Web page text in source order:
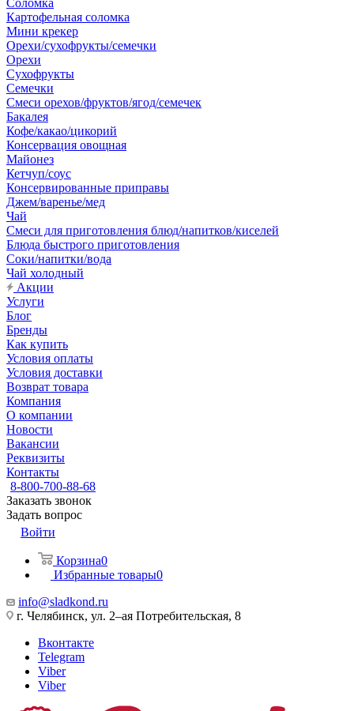
Соломка
Картофельная соломка
Мини крекер
Орехи/сухофрукты/семечки
Орехи
Сухофрукты
Семечки
Смеси орехов/фруктов/ягод/семечек
Бакалея
Кофе/какао/цикорий
Консервация овощная
Майонез
Кетчуп/соус
Консервированные приправы
Джем/варенье/мед
Чай
Смеси для приготовления блюд/напитков/киселей
Блюда быстрого приготовления
Соки/напитки/вода
Чай холодный
Акции
Услуги
Блог
Бренды
Как купить
Условия оплаты
Условия доставки
Возврат товара
Компания
О компании
Новости
Вакансии
Реквизиты
Контакты
8-800-700-88-68
Заказать звонок
Задать вопрос
Войти
Корзина0
Избранные товары0
info@sladkond.ru
г. Челябинск, ул. 2–ая Потребительская, 8
Вконтакте
Telegram
Viber
Viber